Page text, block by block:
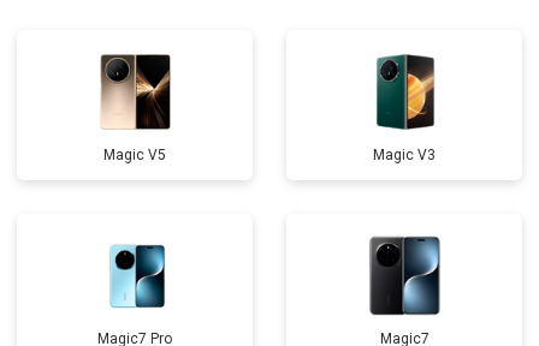
Magic V5 Magic V3
Magic7 Pro Magic7